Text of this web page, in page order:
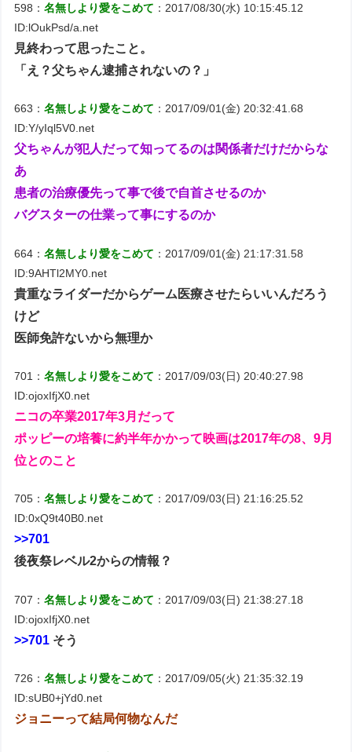
598：名無しより愛をこめて ：2017/08/30(水) 10:15:45.12
ID:lOukPsd/a.net
見終わって思ったこと。
「え？父ちゃん逮捕されないの？」
663：名無しより愛をこめて ：2017/09/01(金) 20:32:41.68
ID:Y/yIql5V0.net
父ちゃんが犯人だって知ってるのは関係者だけだからな
あ
患者の治療優先って事で後で自首させるのか
バグスターの仕業って事にするのか
664：名無しより愛をこめて ：2017/09/01(金) 21:17:31.58
ID:9AHTl2MY0.net
貴重なライダーだからゲーム医療させたらいいんだろう
けど
医師免許ないから無理か
701：名無しより愛をこめて ：2017/09/03(日) 20:40:27.98
ID:ojoxIfjX0.net
ニコの卒業2017年3月だって
ポッピーの培養に約半年かかって映画は2017年の8、9月
位とのこと
705：名無しより愛をこめて ：2017/09/03(日) 21:16:25.52
ID:0xQ9t40B0.net
>>701
後夜祭レベル2からの情報？
707：名無しより愛をこめて ：2017/09/03(日) 21:38:27.18
ID:ojoxIfjX0.net
>>701 そう
726：名無しより愛をこめて ：2017/09/05(火) 21:35:32.19
ID:sUB0+jYd0.net
ジョニーって結局何物なんだ